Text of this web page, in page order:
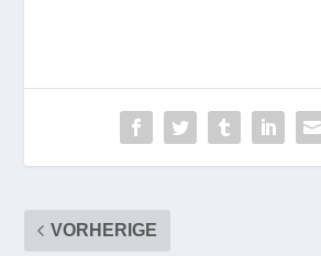
VORHERIGE